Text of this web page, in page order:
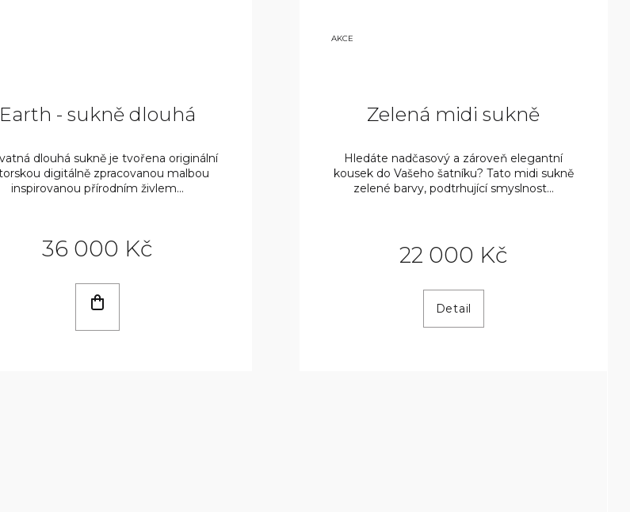
Earth - sukně dlouhá
36 000 Kč
dlouhá sukně je tvořena originální
digitálně zpracovanou malbou
inspirovanou přírodním živlem...
AKCE
Zelená midi sukně
22 000 Kč
Detail
Hledáte nadčasový a zároveň elegantní
kousek do Vašeho šatníku? Tato midi sukně
zelené barvy, podtrhující smyslnost...